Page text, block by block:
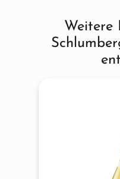
Produktgalerie
Weitere